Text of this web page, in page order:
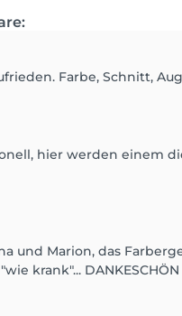
Farbe, Schnitt,
hier werden einem
und Marion, das
krank"... DANKESCHÖN